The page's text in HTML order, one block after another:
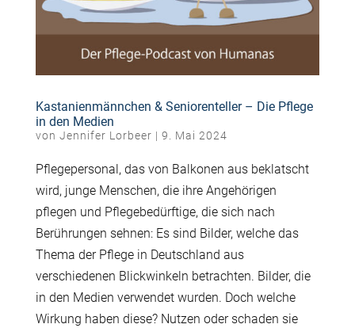
Kastanienmännchen & Seniorenteller – Die Pflege
in den Medien
von Jennifer Lorbeer | 9. Mai 2024
Pflegepersonal, das von Balkonen aus beklatscht
wird, junge Menschen, die ihre Angehörigen
pflegen und Pflegebedürftige, die sich nach
Berührungen sehnen: Es sind Bilder, welche das
Thema der Pflege in Deutschland aus
verschiedenen Blickwinkeln betrachten. Bilder, die
in den Medien verwendet wurden. Doch welche
Wirkung haben diese? Nutzen oder schaden sie